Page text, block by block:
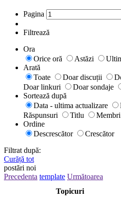
Pagina
Filtrează
Ora
Orice oră
Astăzi
Arată
Toate
Doar discuții
Doar linkuri
Doar sondaje
Sortează după
Data - ultima actualizare
Răspunsuri
Titlu Membri
Ordine
Descrescător
Crescător
Filtrat după:
Curăță tot
postări noi
Precedenta template Următoarea
Topicuri